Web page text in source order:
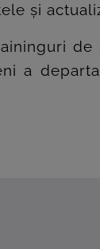
și
a